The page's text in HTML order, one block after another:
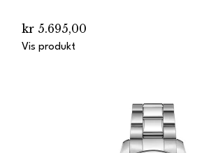
kr 5.695,00
Vis produkt